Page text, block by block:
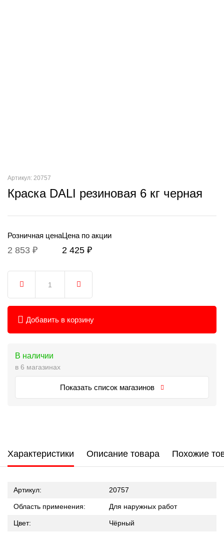
Артикул: 20757
Краска DALI резиновая 6 кг черная
Розничная цена
2 853 ₽
Цена по акции
2 425 ₽
Добавить в корзину
В наличии
в 6 магазинах
Показать список магазинов
Характеристики Описание товара Похожие
Артикул: 20757
Область применения: Для наружных работ
Цвет: Чёрный